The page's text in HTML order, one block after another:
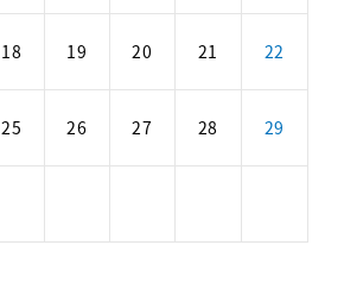
18 19 20 21 22
25 26 27 28 29